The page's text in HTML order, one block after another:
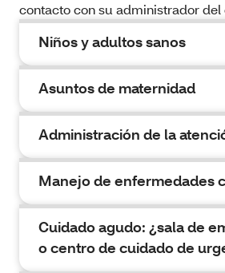
contacto con su administrador del
Niños y adultos sanos
Asuntos de maternidad
Administración de la
Manejo de enfermedades
Cuidado agudo: ¿sala de
o centro de cuidado de